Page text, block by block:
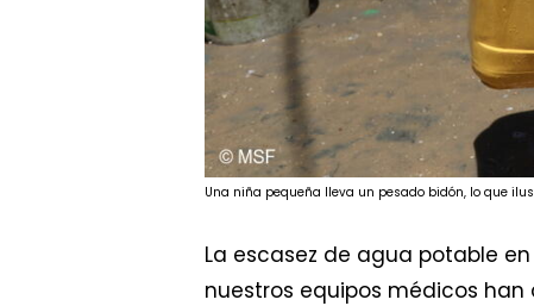
Una niña pequeña lleva un pesado bidón, lo que
La escasez de agua potable
nuestros equipos médicos